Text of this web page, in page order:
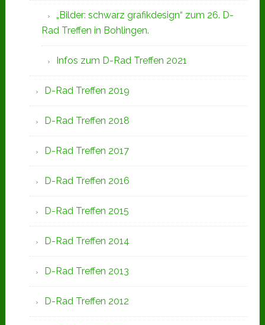
„Bilder: schwarz grafikdesign“ zum 26. D-
Rad Treffen in Bohlingen.
Infos zum D-Rad Treffen 2021
D-Rad Treffen 2019
D-Rad Treffen 2018
D-Rad Treffen 2017
D-Rad Treffen 2016
D-Rad Treffen 2015
D-Rad Treffen 2014
D-Rad Treffen 2013
D-Rad Treffen 2012